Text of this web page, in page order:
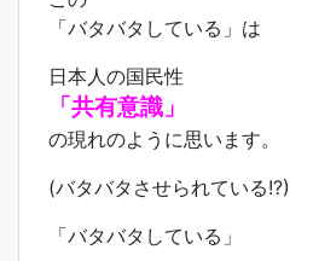
「バタバタしている」は
日本人の国民性
「共有意識」
の現れのように思います。
(バタバタさせられている!?)
「バタバタしている」